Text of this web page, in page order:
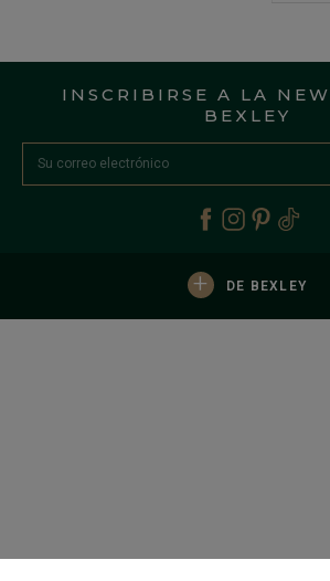
INSCRIBIRSE A LA
BEXLEY
+ DE BEXLEY